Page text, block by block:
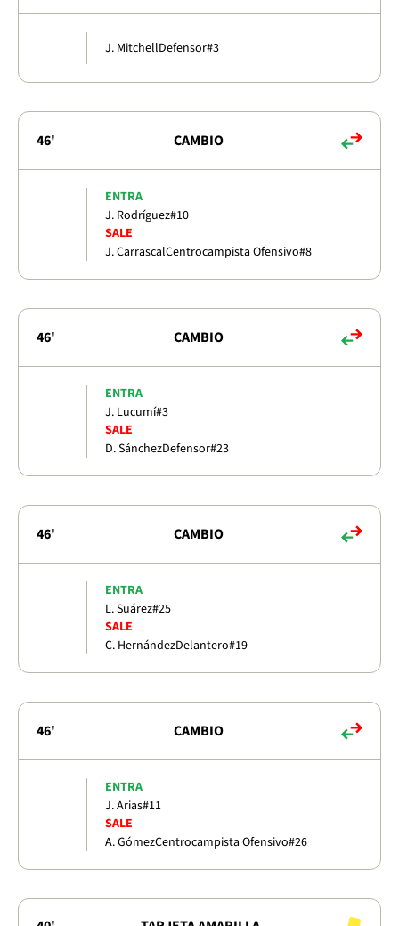
J. MitchellDefensor#3
46' CAMBIO
ENTRA
J. Rodríguez#10
SALE
J. CarrascalCentrocampista Ofensivo#8
46' CAMBIO
ENTRA
J. Lucumí#3
SALE
D. SánchezDefensor#23
46' CAMBIO
ENTRA
L. Suárez#25
SALE
C. HernándezDelantero#19
46' CAMBIO
ENTRA
J. Arias#11
SALE
A. GómezCentrocampista Ofensivo#26